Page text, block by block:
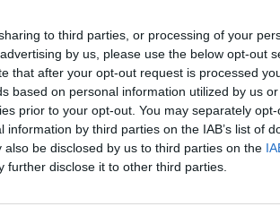
to third parties, or processing of your
by us, please use the below opt-out
that after your opt-out request is processed
based on personal information utilized by us
prior to your opt-out. You may separately
by third parties on the IAB’s list of
be disclosed by us to third parties on the
further disclose it to other third parties.
į
23-ejų „TikTok“
Dubajuje gresia mirties
bausmė: motina
širdį veriančiu prašymu
Žmonės 2026-06-30